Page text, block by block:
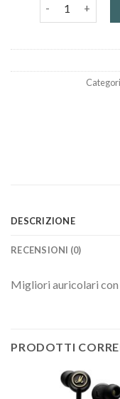
DESCRIZIONE
RECENSIONI (0)
Migliori auricolari
PRODOTTI